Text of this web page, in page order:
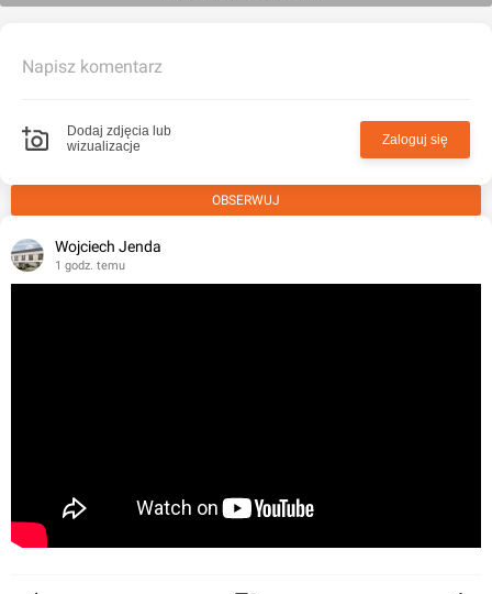
Napisz komentarz
Dodaj zdjęcia lub
wizualizacje
Zaloguj się
OBSERWUJ
Wojciech Jenda
1 godz. temu